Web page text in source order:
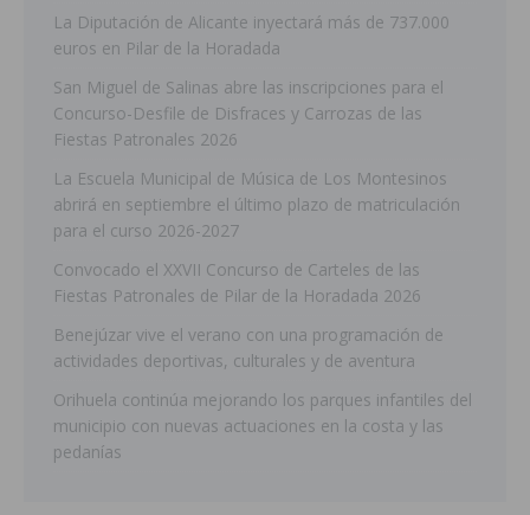
La Diputación de Alicante inyectará más de 737.000
euros en Pilar de la Horadada
San Miguel de Salinas abre las inscripciones para el
Concurso-Desfile de Disfraces y Carrozas de las
Fiestas Patronales 2026
La Escuela Municipal de Música de Los Montesinos
abrirá en septiembre el último plazo de matriculación
para el curso 2026-2027
Convocado el XXVII Concurso de Carteles de las
Fiestas Patronales de Pilar de la Horadada 2026
Benejúzar vive el verano con una programación de
actividades deportivas, culturales y de aventura
Orihuela continúa mejorando los parques infantiles del
municipio con nuevas actuaciones en la costa y las
pedanías